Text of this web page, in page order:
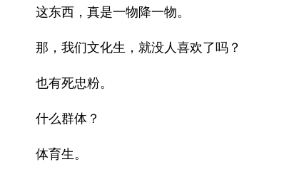
这东西，真是一物降一物。
那，我们文化生，就没人喜欢了吗？
也有死忠粉。
什么群体？
体育生。